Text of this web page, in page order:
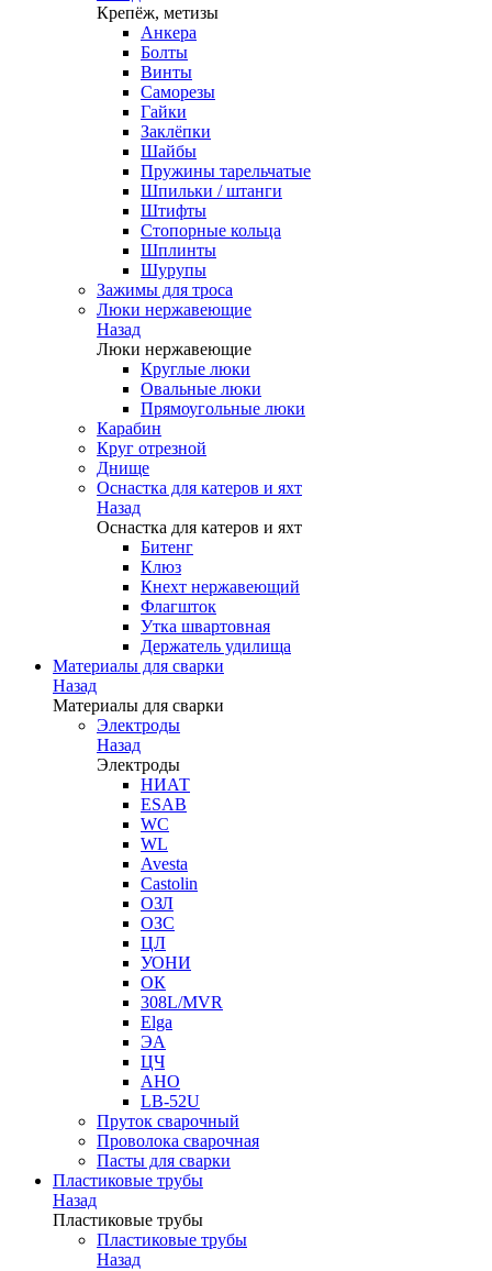
Крепёж, метизы
Анкера
Болты
Винты
Саморезы
Гайки
Заклёпки
Шайбы
Пружины тарельчатые
Шпильки / штанги
Штифты
Стопорные кольца
Шплинты
Шурупы
Зажимы для троса
Люки нержавеющие
Назад
Люки нержавеющие
Круглые люки
Овальные люки
Прямоугольные люки
Карабин
Круг отрезной
Днище
Оснастка для катеров и яхт
Назад
Оснастка для катеров и яхт
Битенг
Клюз
Кнехт нержавеющий
Флагшток
Утка швартовная
Держатель удилища
Материалы для сварки
Назад
Материалы для сварки
Электроды
Назад
Электроды
НИАТ
ESAB
WC
WL
Avesta
Castolin
ОЗЛ
ОЗС
ЦЛ
УОНИ
ОК
308L/MVR
Elga
ЭА
ЦЧ
АНО
LB-52U
Пруток сварочный
Проволока сварочная
Пасты для сварки
Пластиковые трубы
Назад
Пластиковые трубы
Пластиковые трубы
Назад